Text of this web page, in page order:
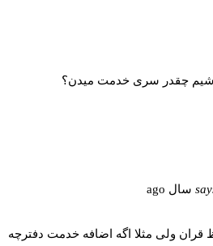
چقدر سری خدمت میدن؟
ولی مثلا اگه اضافه خدمت دفترچه